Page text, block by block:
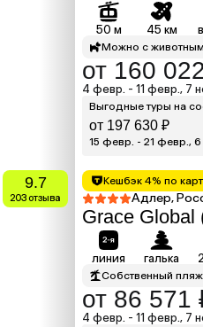
50 м 45 км
Можно с
от 160
4 февр. - 11 февр., 7
Выгодные туры на
от 197 630 ₽
15 февр. - 21 февр., 6
9.7
203 отзыва
Кешбэк 4% по
Адлер,
Grace Global
линия галька
Собственный пляж
от 86 571
4 февр. - 11 февр., 7